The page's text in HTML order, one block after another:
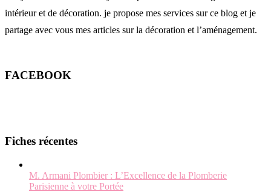
intérieur et de décoration. je propose mes services sur ce blog et je
partage avec vous mes articles sur la décoration et l’aménagement.
FACEBOOK
Fiches récentes
M. Armani Plombier : L’Excellence de la Plomberie
Parisienne à votre Portée